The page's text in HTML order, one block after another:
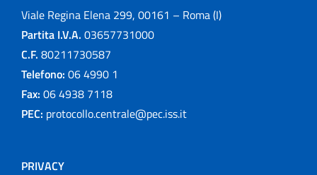
Viale Regina Elena 299, 00161 – Roma (I)
Partita I.V.A. 03657731000
C.F. 80211730587
Telefono: 06 4990 1
Fax: 06 4938 7118
PEC: protocollo.centrale@pec.iss.it
PRIVACY